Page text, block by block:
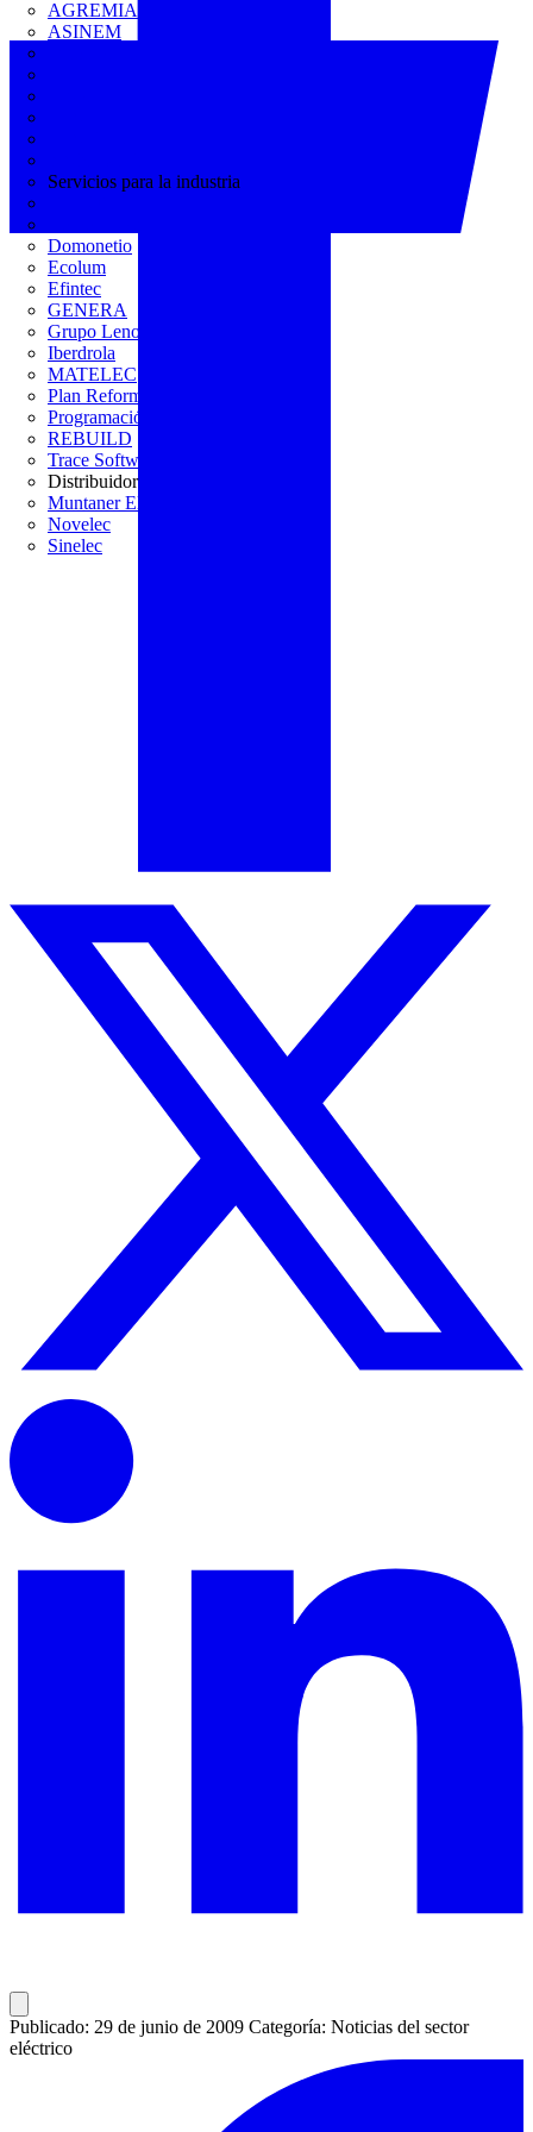
AGREMIA
ASINEM
Servicios para la industria
Domonetio
Ecolum
Efintec
GENERA
Grupo Lenor
Iberdrola
MATELEC
Plan Reforma
Programación Integral
REBUILD
Trace Software
Distribuidor
Muntaner Electro
Novelec
Sinelec
Publicado: 29 de junio de 2009 Categoría: Noticias del sector
eléctrico